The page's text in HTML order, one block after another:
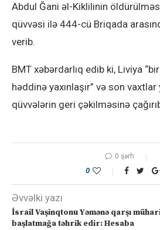
Abdul Ğani əl-Kiklilinin
qüvvəsi ilə 444-cü Briqada
verib.
BMT xəbərdarlıq edib ki, Liviya
həddinə yaxınlaşır” və son
qüvvələrin geri çəkilməsinə
0 şərh
0
Əvvəlki yazı
İsrail Vaşinqtonu Yəmənə qarşı
başlatmağa təhrik edir: Hesaba